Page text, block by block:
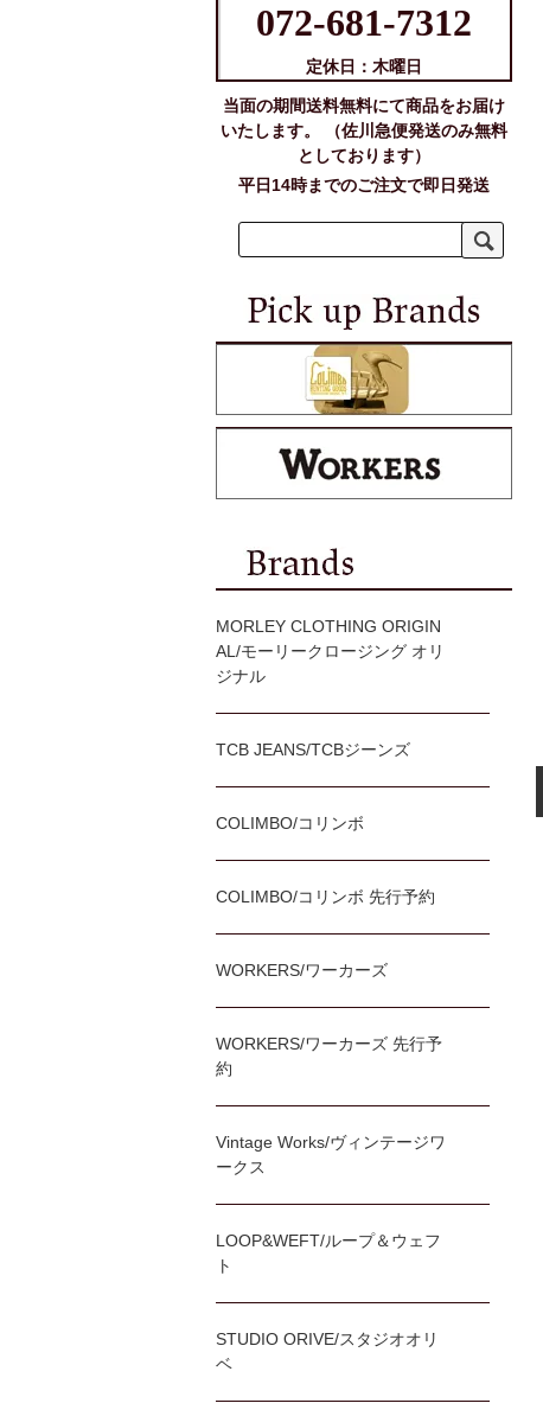
072-681-7312
定休日：木曜日
当面の期間送料無料にて商品をお届け
いたします。 （佐川急便発送のみ無料
としております）
平日14時までのご注文で即日発送
MORLEY CLOTHING ORIGIN
AL/モーリークロージング オリ
ジナル
TCB JEANS/TCBジーンズ
COLIMBO/コリンボ
COLIMBO/コリンボ 先行予約
WORKERS/ワーカーズ
WORKERS/ワーカーズ 先行予
約
Vintage Works/ヴィンテージワ
ークス
LOOP&WEFT/ループ＆ウェフ
ト
STUDIO ORIVE/スタジオオリ
ベ